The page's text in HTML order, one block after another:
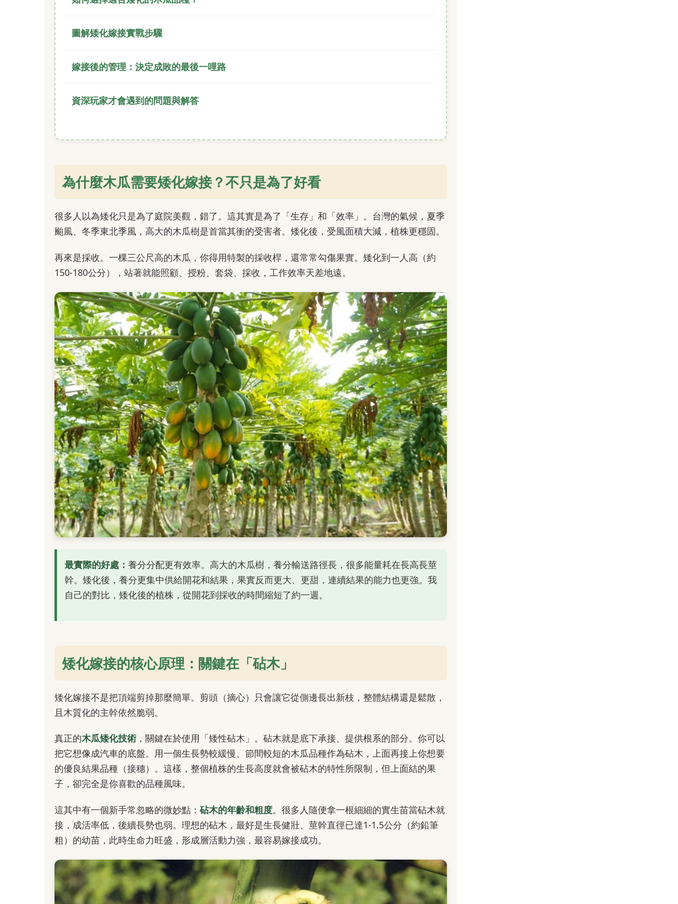
圖解矮化嫁接實戰步驟
嫁接後的管理：決定成敗的最後一哩路
資深玩家才會遇到的問題與解答
為什麼木瓜需要矮化嫁接？不只是為了好看
很多人以為矮化只是為了庭院美觀，錯了。這其實是為了「生存」和「效率」。台灣的氣候，夏季
颱風、冬季東北季風，高大的木瓜樹是首當其衝的受害者。矮化後，受風面積大減，植株更穩固。
再來是採收。一棵三公尺高的木瓜，你得用特製的採收桿，還常常勾傷果實。矮化到一人高（約
150-180公分），站著就能照顧、授粉、套袋、採收，工作效率天差地遠。
最實際的好處： 養分分配更有效率。高大的木瓜樹，養分輸送路徑長，很多能量耗在長高長莖
幹。矮化後，養分更集中供給開花和結果，果實反而更大、更甜，連續結果的能力也更強。我
自己的對比，矮化後的植株，從開花到採收的時間縮短了約一週。
矮化嫁接的核心原理：關鍵在「砧木」
矮化嫁接不是把頂端剪掉那麼簡單。剪頭（摘心）只會讓它從側邊長出新枝，整體結構還是鬆散，
且木質化的主幹依然脆弱。
真正的木瓜矮化技術，關鍵在於使用「矮性砧木」。砧木就是底下承接、提供根系的部分。你可以
把它想像成汽車的底盤。用一個生長勢較緩慢、節間較短的木瓜品種作為砧木，上面再接上你想要
的優良結果品種（接穗）。這樣，整個植株的生長高度就會被砧木的特性所限制，但上面結的果
子，卻完全是你喜歡的品種風味。
這其中有一個新手常忽略的微妙點：砧木的年齡和粗度。很多人隨便拿一根細細的實生苗當砧木就
接，成活率低，後續長勢也弱。理想的砧木，最好是生長健壯、莖幹直徑已達1-1.5公分（約鉛筆
粗）的幼苗，此時生命力旺盛，形成層活動力強，最容易嫁接成功。